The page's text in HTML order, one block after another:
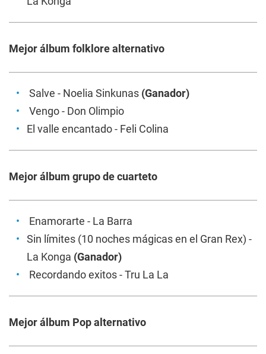
Mejor álbum folklore alternativo
Salve - Noelia Sinkunas (Ganador)
Vengo- Don Olimpio
El valle encantado- Feli Colina
Mejor álbum grupo de cuarteto
Enamorarte - La Barra
Sin límites (10 noches mágicas en el Gran Rex) -
La Konga (Ganador)
Recordando exitos- Tru La La
Mejor álbum Pop alternativo